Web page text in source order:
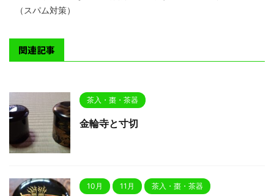
（スパム対策）
関連記事
茶入・棗・茶器
金輪寺と寸切
10月 11月 茶入・棗・茶器